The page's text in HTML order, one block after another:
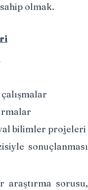
olmak.
bilimler projeleri
sonuçlanması
araştırma sorusu,